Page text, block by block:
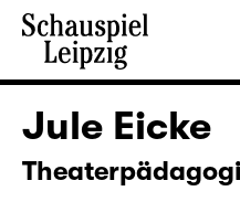
Jule Eicke